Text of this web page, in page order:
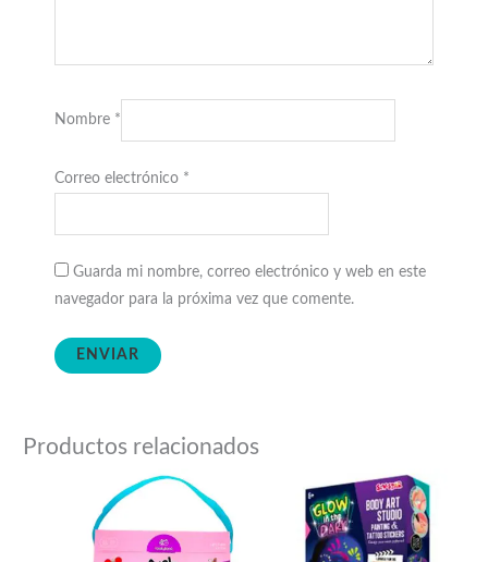
Nombre *
Correo electrónico *
Guarda mi nombre, correo electrónico y web en este
navegador para la próxima vez que comente.
Productos relacionados